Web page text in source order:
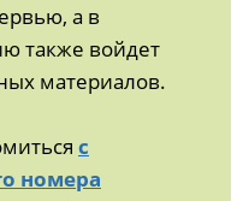
а в
также войдет
материалов.
с
номера